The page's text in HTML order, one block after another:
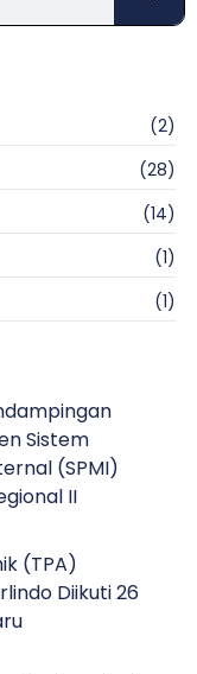
(2)
(28)
(14)
(1)
(1)
Sistem
(SPMI)
II
(TPA)
Diikuti 26